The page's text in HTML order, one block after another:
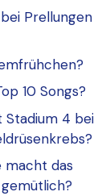
Prellungen
10 Songs?
Stadium 4 bei
macht das